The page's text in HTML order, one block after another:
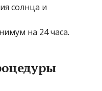
солнца и
на 24 часа.